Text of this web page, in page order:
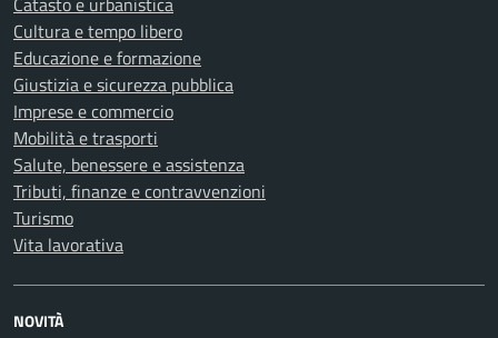
Cultura e tempo libero
Educazione e formazione
Giustizia e sicurezza pubblica
Imprese e commercio
Mobilità e trasporti
Salute, benessere e assistenza
Tributi, finanze e contravvenzioni
Turismo
Vita lavorativa
NOVITÀ